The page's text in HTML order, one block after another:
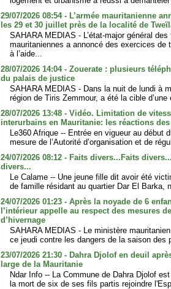
29/07/2026 08:54 - L’armée mauritanienne
les 29 et 30 juillet près de la localité de
SAHARA MEDIAS - L’état-major général
mauritaniennes a annoncé des exercices
à l’aide...
28/07/2026 14:04 - Zouerate : plusieurs
du palais de justice
SAHARA MEDIAS - Dans la nuit de lundi à
région de Tiris Zemmour, a été la cible
28/07/2026 13:48 - Vidéo. Limitation de
interurbains en Mauritanie: les réactions
Le360 Afrique -- Entrée en vigueur au début
mesure de l’Autorité d’organisation et de
24/07/2026 08:12 - Faits divers...Faits
divers...
Le Calame -- Une jeune fille dit avoir été
de famille résidant au quartier Dar El Barka,
24/07/2026 01:23 - Après la noyade de 6
l’intérieur appelle au respect des mesures
d’hivernage
SAHARA MEDIAS - Le ministère
ce jeudi contre les dangers de la saison des
23/07/2026 21:30 - Dahra Djolof en deuil
large de la Mauritanie
Ndar Info -- La Commune de Dahra Djolof
la mort de six de ses fils partis rejoindre